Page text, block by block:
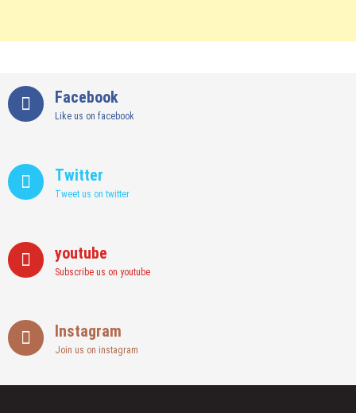
Facebook
Like us on facebook
Twitter
Tweet us on twitter
youtube
Subscribe us on youtube
Instagram
Join us on instagram